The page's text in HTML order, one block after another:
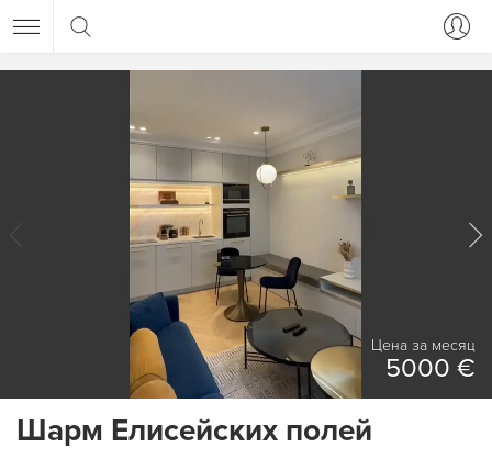
Цена за месяц
5000 €
Шарм Елисейских полей